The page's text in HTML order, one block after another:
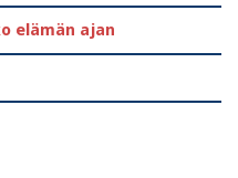
elämän ajan